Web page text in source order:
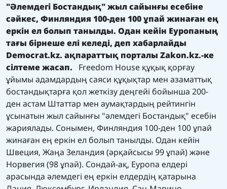
"Әлемдегі Бостандық" жыл сайынғы есебіне
сәйкес, Финляндия 100-ден 100 ұпай жинаған ең
еркін ел болып танылды. Одан кейін Еуропаның
тағы бірнеше елі келеді, деп хабарлайды
Democrat.kz. ақпараттық порталы Zakon.kz.-ке
сілтеме жасап.
Freedom House құқық қорғау
ұйымы адамдардың саяси құқықтар мен азаматтық
бостандықтарға қол жеткізу деңгейі бойынша 200-
ден астам Штаттар мен аумақтардың рейтингін
ұсынатын жыл сайынғы "әлемдегі Бостандық" есебін
жариялады. Сонымен, Финляндия 100-ден 100 ұпай
жинаған ең еркін ел болып танылды. Одан кейін
Швеция, Жаңа Зеландия (әрқайсысы 99 ұпай) және
Норвегия (98 ұпай). Сондай-ақ, Еуропа елдері
арасында әлемдегі ең еркін елдердің қатарына